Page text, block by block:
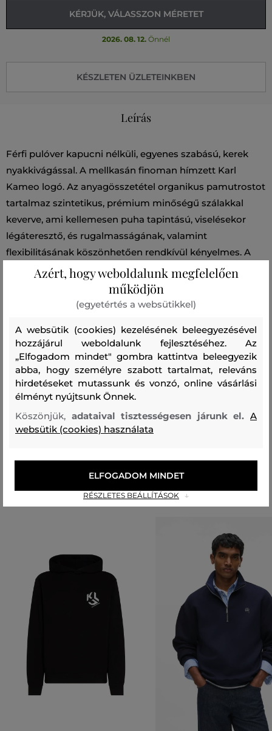
KÉRJÜK, VÁLASSZON MÉRETET
2026. 08. 12. Önnél
KÉSZLETEN ÜZLETEINKBEN
Leírás
Férfi pulóver kapucni nélküli, egyenes szabású, kerek
nyakkivágással. A mellkasán finoman hímzett Karl
Kameo logó. Az anyagösszetétel organikus pamutrostot
tartalmaz szintetikus, prémium minőségű szálakkal
keverve, ami kellemesen puha tapintású, viselésekor
légáteresztő, és rugalmasságának, valamint
flexibilitásának köszönhetően rendkívül kényelmes. A
minőségi dzsörzé garantálja a forma- és színállóságot.
Stílusos alapdarab a szabadidős öltözködéshez.
A1M20075-BAS-KA-999
Összetétel
ORGANIKUS PAMUT
90 %
ÚJRAHASZNOSÍTOTT POLIÉSZTER
10 %
Ajánlott termékek
Azért, hogy weboldalunk megfelelően
működjön
(egyetértés a websütikkel)
A websütik (cookies) kezelésének beleegyezésével
hozzájárul weboldalunk fejlesztéséhez. Az
„Elfogadom mindet" gombra kattintva beleegyezik
abba, hogy személyre szabott tartalmat, releváns
hirdetéseket mutassunk és vonzó, online vásárlási
élményt nyújtsunk Önnek.
Köszönjük, adataival tisztességesen járunk el.A
websütik (cookies) használata
RÉSZLETES BEÁLLÍTÁSOK
ELFOGADOM MINDET